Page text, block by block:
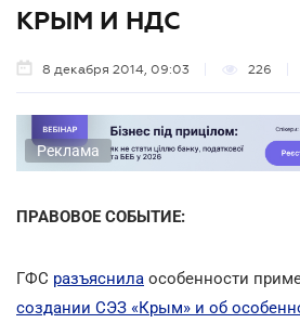
КРЫМ И НДС
8 декабря 2014, 09:03 226
Реклама
ПРАВОВОЕ СОБЫТИЕ:
ГФС разъяснила особенности
создании СЭЗ «Крым» и об